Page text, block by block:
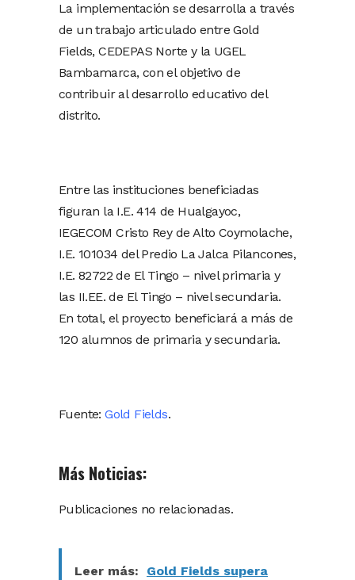
La implementación se desarrolla a través
de un trabajo articulado entre Gold
Fields, CEDEPAS Norte y la UGEL
Bambamarca, con el objetivo de
contribuir al desarrollo educativo del
distrito.
Entre las instituciones beneficiadas
figuran la I.E. 414 de Hualgayoc,
IEGECOM Cristo Rey de Alto Coymolache,
I.E. 101034 del Predio La Jalca Pilancones,
I.E. 82722 de El Tingo – nivel primaria y
las II.EE. de El Tingo – nivel secundaria.
En total, el proyecto beneficiará a más de
120 alumnos de primaria y secundaria.
Fuente:Gold Fields.
Más Noticias:
Publicaciones no relacionadas.
Leer más:
Gold Fields supera